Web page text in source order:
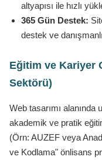
altyapısı ile hızlı
365 Gün Destek:
destek ve
Eğitim ve Kariyer
Sektörü)
Web tasarımı
akademik ve pratik
(Örn: AUZEF veya
ve Kodlama" önlisans